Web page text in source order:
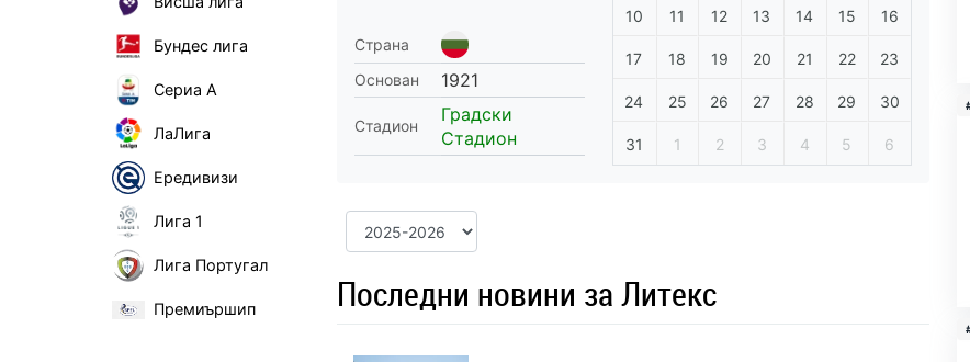
Бундес лига
Сериа А
ЛаЛига
Ередивизи
Лига 1
Лига Португал
Премиършип
Страна
Основан
1921
Стадион
Градски
Стадион
10 11 12 13 14 15 16
17 18 19 20 21 22 23
24 25 26 27 28 29 30
31 1 2 3 4 5 6
Последни новини за Литекс